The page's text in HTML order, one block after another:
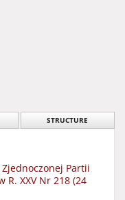
STRUCTURE
Partii
R. XXV Nr 218 (24